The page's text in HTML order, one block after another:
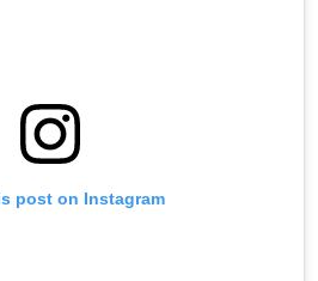
post on Instagram